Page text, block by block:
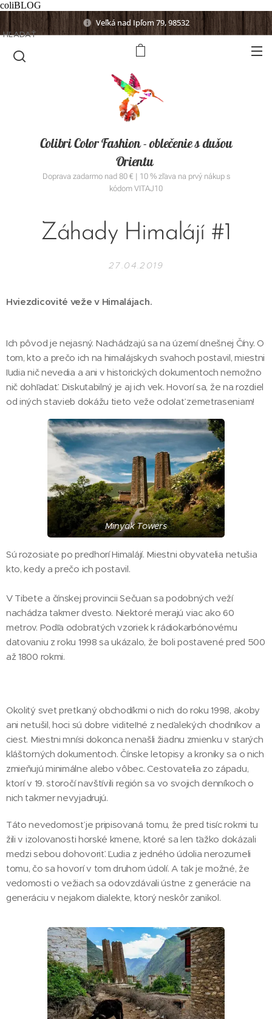
coliBLOG
Veľká nad Ipľom 79, 98532
Colibri Color Fashion - oblečenie s dušou
Orientu
Doprava zadarmo nad 80 € | 10 % zľava na prvý nákup s
kódom VITAJ10
HĽADAŤ
Záhady Himalájí #1
27.04.2019
Hviezdicovité veže v Himalájach.
Ich pôvod je nejasný. Nachádzajú sa na území dnešnej Číny. O
tom, kto a prečo ich na himalájskych svahoch postavil, miestni
ľudia nič nevedia a ani v historických dokumentoch nemožno
nič dohľadať. Diskutabilný je aj ich vek. Hovorí sa, že na rozdiel
od iných stavieb dokážu tieto veže odolať zemetraseniam!
Minyak Towers
Sú rozosiate po predhorí Himalájí. Miestni obyvatelia netušia
kto, kedy a prečo ich postavil.
V Tibete a čínskej provincii Sečuan sa podobných veží
nachádza takmer dvesto. Niektoré merajú viac ako 60
metrov. Podľa odobratých vzoriek k rádiokarbónovému
datovaniu z roku 1998 sa ukázalo, že boli postavené pred 500
až 1800 rokmi.
Okolitý svet pretkaný obchodíkmi o nich do roku 1998, akoby
ani netušil, hoci sú dobre viditeľné z neďalekých chodníkov a
ciest. Miestni mnísi dokonca nenašli žiadnu zmienku v starých
kláštorných dokumentoch. Čínske letopisy a kroniky sa o nich
zmieňujú minimálne alebo vôbec. Cestovatelia zo západu,
ktorí v 19. storočí navštívili región sa vo svojich denníkoch o
nich takmer nevyjadrujú.
Táto nevedomosť je pripisovaná tomu, že pred tisíc rokmi tu
žili v izolovanosti horské kmene, ktoré sa len ťažko dokázali
medzi sebou dohovoriť. Ľudia z jedného údolia nerozumeli
tomu, čo sa hovorí v tom druhom údolí. A tak je možné, že
vedomosti o vežiach sa odovzdávali ústne z generácie na
generáciu v nejakom dialekte, ktorý neskôr zanikol.